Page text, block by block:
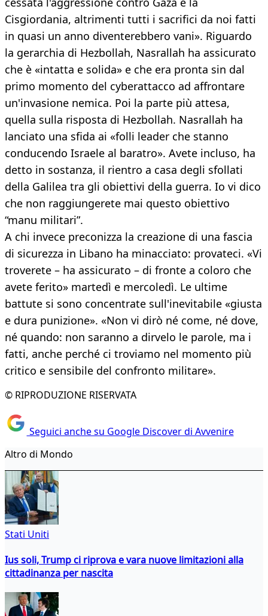
Cisgiordania, altrimenti tutti i sacrifici da noi fatti
in quasi un anno diventerebbero vani». Riguardo
la gerarchia di Hezbollah, Nasrallah ha assicurato
che è «intatta e solida» e che era pronta sin dal
primo momento del cyberattacco ad affrontare
un'invasione nemica. Poi la parte più attesa,
quella sulla risposta di Hezbollah. Nasrallah ha
lanciato una sfida ai «folli leader che stanno
conducendo Israele al baratro». Avete incluso, ha
detto in sostanza, il rientro a casa degli sfollati
della Galilea tra gli obiettivi della guerra. Io vi dico
che non raggiungerete mai questo obiettivo
“manu militari”.
A chi invece preconizza la creazione di una fascia
di sicurezza in Libano ha minacciato: provateci. «Vi
troverete – ha assicurato – di fronte a coloro che
avete ferito» martedì e mercoledì. Le ultime
battute si sono concentrate sull'inevitabile «giusta
e dura punizione». «Non vi dirò né come, né dove,
né quando: non saranno a dirvelo le parole, ma i
fatti, anche perché ci troviamo nel momento più
critico e sensibile del confronto militare».
© RIPRODUZIONE RISERVATA
Seguici anche su Google Discover di Avvenire
Altro di Mondo
Stati Uniti
Ius soli, Trump ci riprova e vara nuove limitazioni alla
cittadinanza per nascita